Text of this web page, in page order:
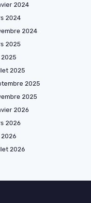
2024
2024
2024
2025
2025
2025
2025
2025
2026
2026
2026
2026